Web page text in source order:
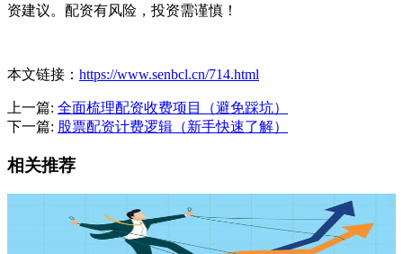
资建议。配资有风险，投资需谨慎！
本文链接： https://www.senbcl.cn/714.html
上一篇: 全面梳理配资收费项目（避免踩坑）
下一篇: 股票配资计费逻辑（新手快速了解）
相关推荐